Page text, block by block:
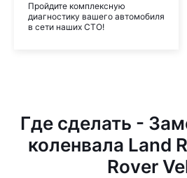
Пройдите комплексную
диагностику вашего автомобиля
в сети наших СТО!
Где сделать -
коленвала Land
Rover